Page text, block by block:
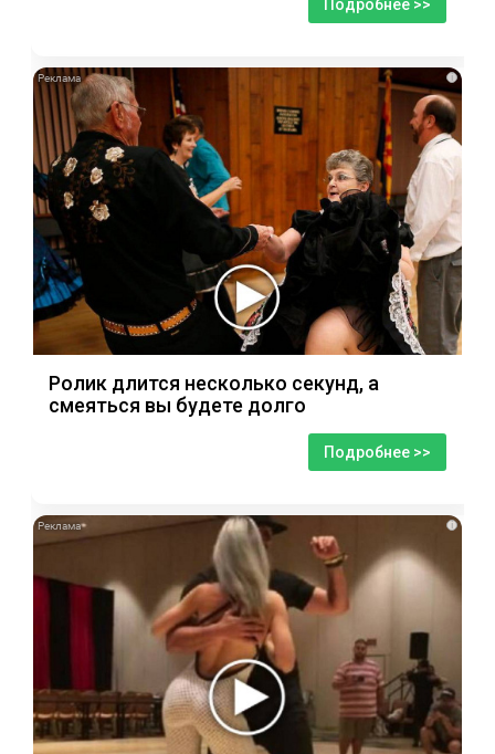
Подробнее >>
i
Ролик длится несколько секунд, а
смеяться вы будете долго
Подробнее >>
i